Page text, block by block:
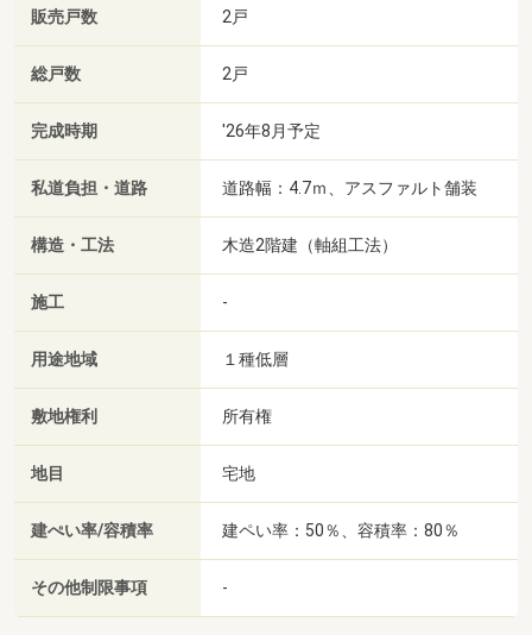
販売戸数 2戸
総戸数 2戸
完成時期 '26年8月予定
私道負担・道路 道路幅：4.7ｍ、アスファルト舗装
構造・工法 木造2階建（軸組工法）
施工 -
用途地域 １種低層
敷地権利 所有権
地目 宅地
建ぺい率/容積率 建ペい率：50％、容積率：80％
その他制限事項 -